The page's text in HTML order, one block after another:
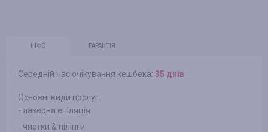
ІНФО ГАРАНТІЯ
Середній час очікування кешбека: 35 днів
Основні види послуг:
- лазерна епіляція
- чистки & пілінги